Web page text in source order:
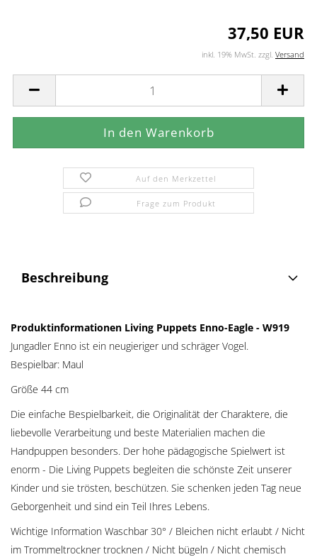
37,50 EUR
inkl. 19% MwSt. zzgl. Versand
Auf den Merkzettel
Frage zum Produkt
Beschreibung
Produktinformationen Living Puppets Enno-Eagle - W919
Jungadler Enno ist ein neugieriger und schräger Vogel.
Bespielbar: Maul
Größe 44 cm
Die einfache Bespielbarkeit, die Originalität der Charaktere, die
liebevolle Verarbeitung und beste Materialien machen die
Handpuppen besonders. Der hohe pädagogische Spielwert ist
enorm - Die Living Puppets begleiten die schönste Zeit unserer
Kinder und sie trösten, beschützen. Sie schenken jeden Tag neue
Geborgenheit und sind ein Teil Ihres Lebens.
Wichtige Information Waschbar 30° / Bleichen nicht erlaubt / Nicht
im Trommeltrockner trocknen / Nicht bügeln / Nicht chemisch